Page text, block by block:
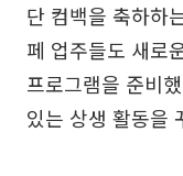
단 컴백을 축하하
페 업주들도 새로
프로그램을 준비
있는 상생 활동을